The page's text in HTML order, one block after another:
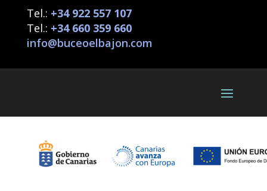
Tel.: +34 922 557 107
Tel.: +34 660 359 660
info@buceoelbajon.com